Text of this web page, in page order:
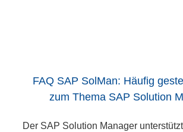
FAQ SAP SolMan: Häufig
zum Thema SAP Solution
Der SAP Solution Manager